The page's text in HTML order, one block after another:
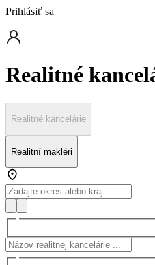
Prihlásiť sa
Realitné
Realitné kancelárie
Realitní makléri